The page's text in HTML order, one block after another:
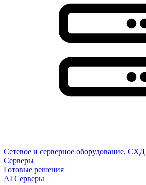
Сетевое и серверное оборудование, СХД
Cерверы
Готовые решения
AI Серверы